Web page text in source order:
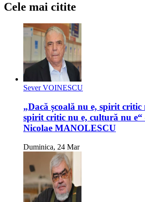
Cele mai citite
Sever VOINESCU
„Dacă școală nu e, spirit critic
spirit critic nu e, cultură nu
Nicolae MANOLESCU
Duminica, 24 Mar